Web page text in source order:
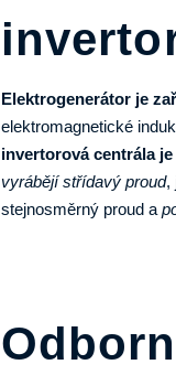
Elektrogenerátor je
elektromagnetické
invertorová centrála
vyrábějí střídavý proud,
stejnosměrný proud a